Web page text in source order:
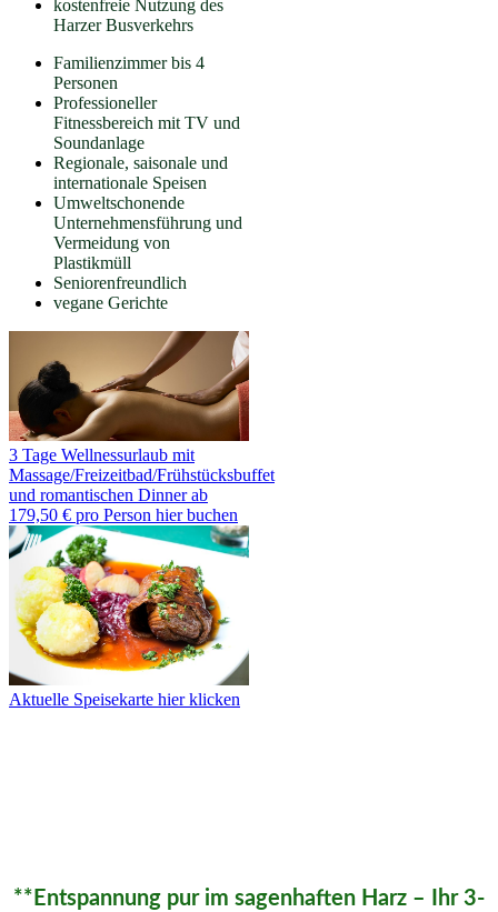
kostenfreie Nutzung des
Harzer Busverkehrs
Familienzimmer bis 4
Personen
Professioneller
Fitnessbereich mit TV und
Soundanlage
Regionale, saisonale und
internationale Speisen
Umweltschonende
Unternehmensführung und
Vermeidung von
Plastikmüll
Seniorenfreundlich
vegane Gerichte
3 Tage Wellnessurlaub mit
Massage/Freizeitbad/Frühstücksbuffet
und romantischen Dinner ab
179,50 € pro Person hier buchen
Aktuelle Speisekarte hier klicken
**Entspannung pur im sagenhaften Harz – Ihr 3-